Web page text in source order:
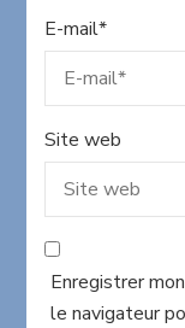
E-mail*
Site web
Enregistrer
le navigateur